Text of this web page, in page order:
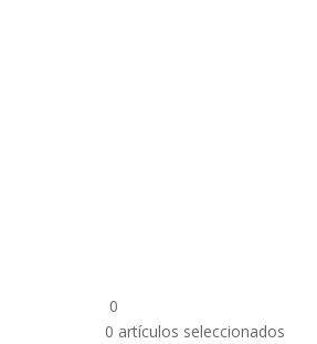
0
0 artículos seleccionados